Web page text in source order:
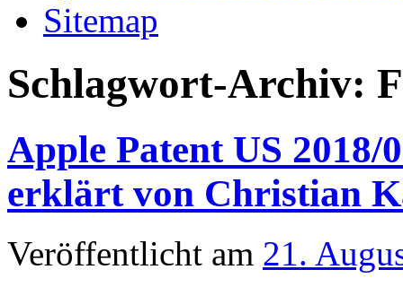
Sitemap
Schlagwort-Archiv:
Apple Patent US 2018/
erklärt von Christian
Veröffentlicht am 21.